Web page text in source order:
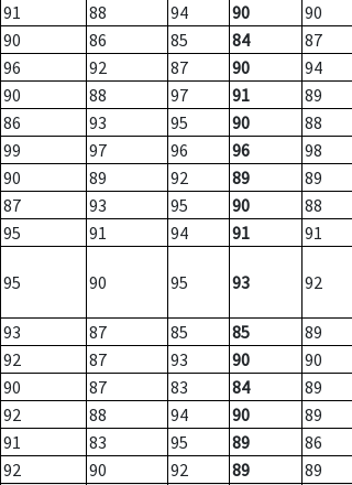
91 88 94 90
90
90 86 85 84
87
96 92 87 90
94
90 88 97 91
89
86 93 95 90
88
99 97 96 96
98
90 89 92 89
89
87 93 95 90
88
95 91 94 91 91
95 90 95 93 92
93 87 85 85
89
92 87 93 90
90
90 87 83 84
89
92 88 94 90
89
91 83 95 89
86
92 90 92 89 89